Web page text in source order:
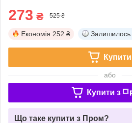
273 ₴ 525 ₴
Економія 252 ₴ Залишилось
Купити
або
Купити з
Що таке купити з Пром?